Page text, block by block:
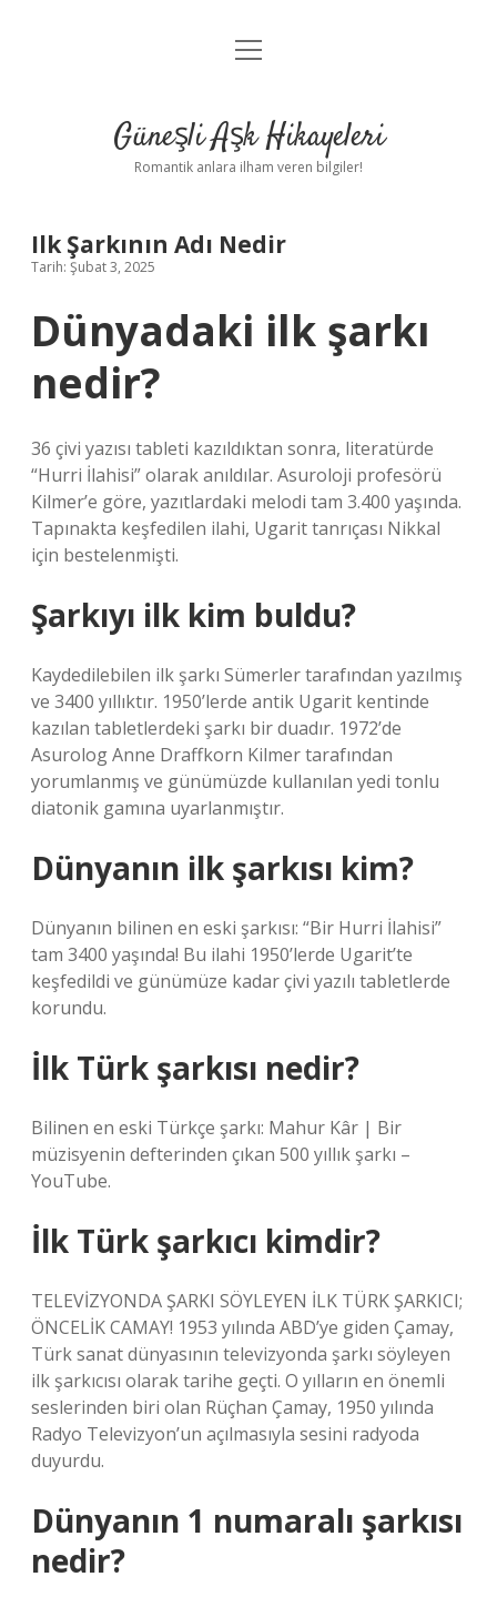
Anasayfa
Yasal Uyarı
menüyü
Güneşli Aşk Hikayeleri
Romantik anlara ilham veren bilgiler!
Ilk Şarkının Adı Nedir
Tarih: Şubat 3, 2025
Dünyadaki ilk şarkı
nedir?
36 çivi yazısı tableti kazıldıktan sonra, literatürde
“Hurri İlahisi” olarak anıldılar. Asuroloji profesörü
Kilmer’e göre, yazıtlardaki melodi tam 3.400 yaşında.
Tapınakta keşfedilen ilahi, Ugarit tanrıçası Nikkal
için bestelenmişti.
Şarkıyı ilk kim buldu?
Kaydedilebilen ilk şarkı Sümerler tarafından yazılmış
ve 3400 yıllıktır. 1950’lerde antik Ugarit kentinde
kazılan tabletlerdeki şarkı bir duadır. 1972’de
Asurolog Anne Draffkorn Kilmer tarafından
yorumlanmış ve günümüzde kullanılan yedi tonlu
diatonik gamına uyarlanmıştır.
Dünyanın ilk şarkısı kim?
Dünyanın bilinen en eski şarkısı: “Bir Hurri İlahisi”
tam 3400 yaşında! Bu ilahi 1950’lerde Ugarit’te
keşfedildi ve günümüze kadar çivi yazılı tabletlerde
korundu.
İlk Türk şarkısı nedir?
Bilinen en eski Türkçe şarkı: Mahur Kâr | Bir
müzisyenin defterinden çıkan 500 yıllık şarkı –
YouTube.
İlk Türk şarkıcı kimdir?
TELEVİZYONDA ŞARKI SÖYLEYEN İLK TÜRK ŞARKICI;
ÖNCELİK CAMAY! 1953 yılında ABD’ye giden Çamay,
Türk sanat dünyasının televizyonda şarkı söyleyen
ilk şarkıcısı olarak tarihe geçti. O yılların en önemli
seslerinden biri olan Rüçhan Çamay, 1950 yılında
Radyo Televizyon’un açılmasıyla sesini radyoda
duyurdu.
Dünyanın 1 numaralı şarkısı
nedir?